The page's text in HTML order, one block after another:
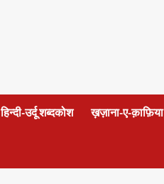
हिन्दी-उर्दू शब्दकोश ख़ज़ाना-ए-क़ाफ़िया